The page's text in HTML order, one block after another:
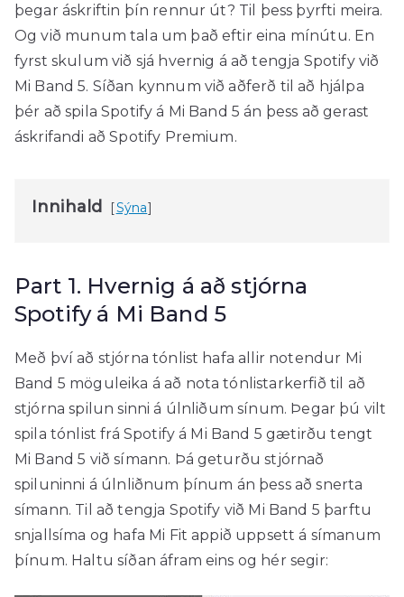
þegar áskriftin þín rennur út? Til þess þyrfti meira.
Og við munum tala um það eftir eina mínútu. En
fyrst skulum við sjá hvernig á að tengja Spotify við
Mi Band 5. Síðan kynnum við aðferð til að hjálpa
þér að spila Spotify á Mi Band 5 án þess að gerast
áskrifandi að Spotify Premium.
Innihald Sýna
Part 1. Hvernig á að stjórna
Spotify á Mi Band 5
Með því að stjórna tónlist hafa allir notendur Mi
Band 5 möguleika á að nota tónlistarkerfið til að
stjórna spilun sinni á úlnliðum sínum. Þegar þú vilt
spila tónlist frá Spotify á Mi Band 5 gætirðu tengt
Mi Band 5 við símann. Þá geturðu stjórnað
spiluninni á úlnliðnum þínum án þess að snerta
símann. Til að tengja Spotify við Mi Band 5 þarftu
snjallsíma og hafa Mi Fit appið uppsett á símanum
þínum. Haltu síðan áfram eins og hér segir: